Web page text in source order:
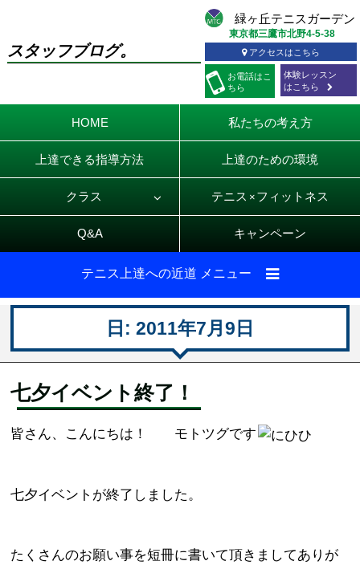
スタッフブログ。
お電話はこ
ちら
東京都三鷹市北野4-5-38
アクセスはこちら
体験レッスン
はこちら
HOME 私たちの考え方
上達できる指導方法 上達のための環境
クラス テニス × フィットネス
Q&A キャンペーン
テニス上達への近道 メニュー
日: 2011年7月9日
七夕イベント終了！
皆さん、こんにちは！ モトツグです
七夕イベントが終了しました。
たくさんのお願い事を短冊に書いて頂きましてありが